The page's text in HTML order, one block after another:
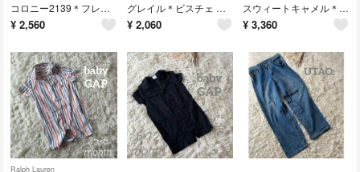
コロニー2139＊フレアパンツカットブーツ カラー 花 可愛い ブルー
¥ 2,560
グレイル＊ビスチェ グレー 可愛い 人気 キャミ 重ね着 お洒落 大人
¥ 2,060
スウィートキャメル＊デニムパンツ ジーンズ ブルー カジュアル 55 お洒落
¥ 3,360
Ralph Lauren